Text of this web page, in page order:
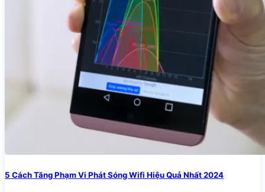
5 Cách Tăng Phạm Vi Phát Sóng Wifi Hiệu Quả Nhất 2024